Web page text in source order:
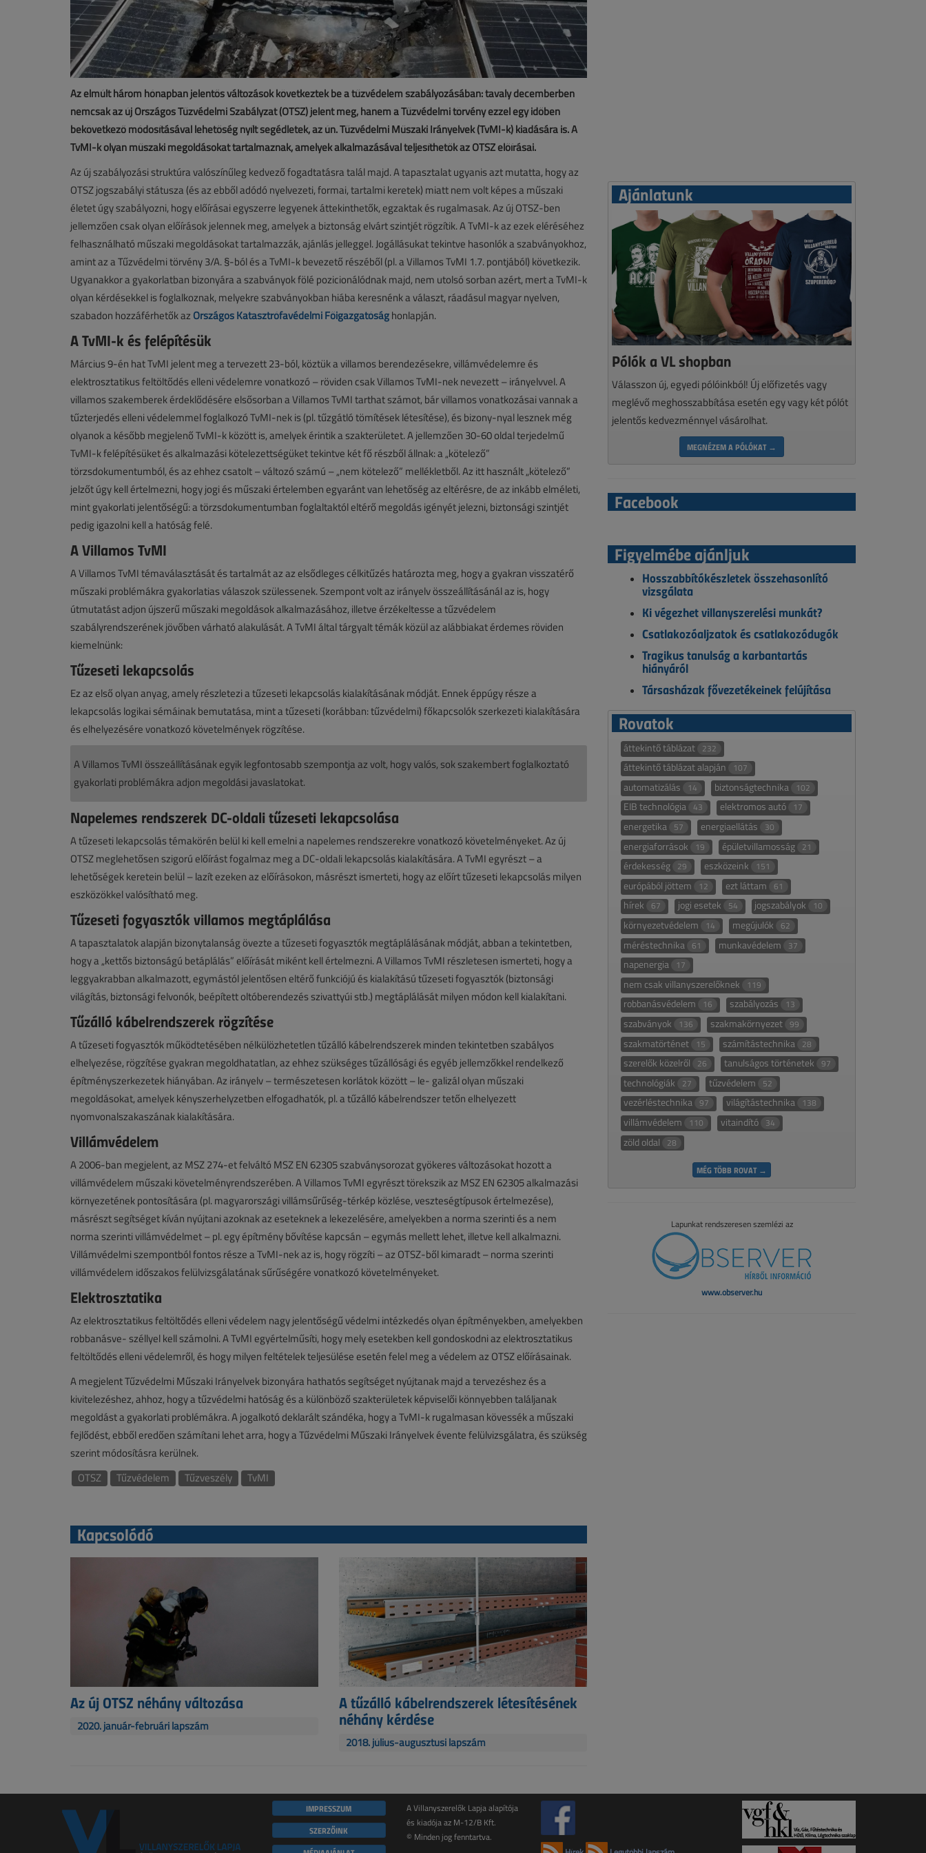
Az elmúlt három hónapban jelentős változások következtek be a tűzvédelem szabályozásában: tavaly decemberben
nemcsak az új Országos Tűzvédelmi Szabályzat (OTSZ) jelent meg, hanem a Tűzvédelmi törvény ezzel egy időben
bekövetkező módosításával lehetőség nyílt segédletek, az ún. Tűzvédelmi Műszaki Irányelvek (TvMI-k) kiadására is. A
TvMI-k olyan műszaki megoldásokat tartalmaznak, amelyek alkalmazásával teljesíthetők az OTSZ előírásai.
Az új szabályozási struktúra valószínűleg kedvező fogadtatásra talál majd. A tapasztalat ugyanis azt mutatta, hogy az
OTSZ jogszabályi státusza (és az ebből adódó nyelvezeti, formai, tartalmi keretek) miatt nem volt képes a műszaki
életet úgy szabályozni, hogy előírásai egyszerre legyenek áttekinthetők, egzaktak és rugalmasak. Az új OTSZ-ben
jellemzően csak olyan előírások jelennek meg, amelyek a biztonság elvárt szintjét rögzítik. A TvMI-k az ezek eléréséhez
felhasználható műszaki megoldásokat tartalmazzák, ajánlás jelleggel. Jogállásukat tekintve hasonlók a szabványokhoz,
amint az a Tűzvédelmi törvény 3/A. §-ból és a TvMI-k bevezető részéből (pl. a Villamos TvMI 1.7. pontjából) következik.
Ugyanakkor a gyakorlatban bizonyára a szabványok fölé pozicionálódnak majd, nem utolsó sorban azért, mert a TvMI-k
olyan kérdésekkel is foglalkoznak, melyekre szabványokban hiába keresnénk a választ, ráadásul magyar nyelven,
szabadon hozzáférhetők az Országos Katasztrófavédelmi Főigazgatósághonlapján.
A TvMI-k és felépítésük
Március 9-én hat TvMI jelent meg a tervezett 23-ból, köztük a villamos berendezésekre, villámvédelemre és
elektrosztatikus feltöltődés elleni védelemre vonatkozó – röviden csak Villamos TvMI-nek nevezett – irányelvvel. A
villamos szakemberek érdeklődésére elsősorban a Villamos TvMI tarthat számot, bár villamos vonatkozásai vannak a
tűzterjedés elleni védelemmel foglalkozó TvMI-nek is (pl. tűzgátló tömítések létesítése), és bizony-nyal lesznek még
olyanok a később megjelenő TvMI-k között is, amelyek érintik a szakterületet. A jellemzően 30-60 oldal terjedelmű
TvMI-k felépítésüket és alkalmazási kötelezettségüket tekintve két fő részből állnak: a „kötelező”
törzsdokumentumból, és az ehhez csatolt – változó számú – „nem kötelező” mellékletből. Az itt használt „kötelező”
jelzőt úgy kell értelmezni, hogy jogi és műszaki értelemben egyaránt van lehetőség az eltérésre, de az inkább elméleti,
mint gyakorlati jelentőségű: a törzsdokumentumban foglaltaktól eltérő megoldás igényét jelezni, biztonsági szintjét
pedig igazolni kell a hatóság felé.
A Villamos TvMI
A Villamos TvMI témaválasztását és tartalmát az az elsődleges célkitűzés határozta meg, hogy a gyakran visszatérő
műszaki problémákra gyakorlatias válaszok szülessenek. Szempont volt az irányelv összeállításánál az is, hogy
útmutatást adjon újszerű műszaki megoldások alkalmazásához, illetve érzékeltesse a tűzvédelem
szabályrendszerének jövőben várható alakulását. A TvMI által tárgyalt témák közül az alábbiakat érdemes röviden
kiemelnünk:
Tűzeseti lekapcsolás
Ez az első olyan anyag, amely részletezi a tűzeseti lekapcsolás kialakításának módját. Ennek éppúgy része a
lekapcsolás logikai sémáinak bemutatása, mint a tűzeseti (korábban: tűzvédelmi) főkapcsolók szerkezeti kialakítására
és elhelyezésére vonatkozó követelmények rögzítése.
A Villamos TvMI összeállításának egyik legfontosabb szempontja az volt, hogy valós, sok szakembert foglalkoztató
gyakorlati problémákra adjon megoldási javaslatokat.
Napelemes rendszerek DC-oldali tűzeseti lekapcsolása
A tűzeseti lekapcsolás témakörén belül ki kell emelni a napelemes rendszerekre vonatkozó követelményeket. Az új
OTSZ meglehetősen szigorú előírást fogalmaz meg a DC-oldali lekapcsolás kialakítására. A TvMI egyrészt – a
lehetőségek keretein belül – lazít ezeken az előírásokon, másrészt ismerteti, hogy az előírt tűzeseti lekapcsolás milyen
eszközökkel valósítható meg.
Tűzeseti fogyasztók villamos megtáplálása
A tapasztalatok alapján bizonytalanság övezte a tűzeseti fogyasztók megtáplálásának módját, abban a tekintetben,
hogy a „kettős biztonságú betáplálás” előírását miként kell értelmezni. A Villamos TvMI részletesen ismerteti, hogy a
leggyakrabban alkalmazott, egymástól jelentősen eltérő funkciójú és kialakítású tűzeseti fogyasztók (biztonsági
világítás, biztonsági felvonók, beépített oltóberendezés szivattyúi stb.) megtáplálását milyen módon kell kialakítani.
Tűzálló kábelrendszerek rögzítése
A tűzeseti fogyasztók működtetésében nélkülözhetetlen tűzálló kábelrendszerek minden tekintetben szabályos
elhelyezése, rögzítése gyakran megoldhatatlan, az ehhez szükséges tűzállósági és egyéb jellemzőkkel rendelkező
építményszerkezetek hiányában. Az irányelv – természetesen korlátok között – le- galizál olyan műszaki
megoldásokat, amelyek kényszerhelyzetben elfogadhatók, pl. a tűzálló kábelrendszer tetőn elhelyezett
nyomvonalszakaszának kialakítására.
Villámvédelem
A 2006-ban megjelent, az MSZ 274-et felváltó MSZ EN 62305 szabványsorozat gyökeres változásokat hozott a
villámvédelem műszaki követelményrendszerében. A Villamos TvMI egyrészt törekszik az MSZ EN 62305 alkalmazási
környezetének pontosítására (pl. magyarországi villámsűrűség-térkép közlése, veszteségtípusok értelmezése),
másrészt segítséget kíván nyújtani azoknak az eseteknek a lekezelésére, amelyekben a norma szerinti és a nem
norma szerinti villámvédelmet – pl. egy építmény bővítése kapcsán – egymás mellett lehet, illetve kell alkalmazni.
Villámvédelmi szempontból fontos része a TvMI-nek az is, hogy rögzíti – az OTSZ-ből kimaradt – norma szerinti
villámvédelem időszakos felülvizsgálatának sűrűségére vonatkozó követelményeket.
Elektrosztatika
Az elektrosztatikus feltöltődés elleni védelem nagy jelentőségű védelmi intézkedés olyan építményekben, amelyekben
robbanásve- széllyel kell számolni. A TvMI egyértelműsíti, hogy mely esetekben kell gondoskodni az elektrosztatikus
feltöltődés elleni védelemről, és hogy milyen feltételek teljesülése esetén felel meg a védelem az OTSZ előírásainak.
A megjelent Tűzvédelmi Műszaki Irányelvek bizonyára hathatós segítséget nyújtanak majd a tervezéshez és a
kivitelezéshez, ahhoz, hogy a tűzvédelmi hatóság és a különböző szakterületek képviselői könnyebben találjanak
megoldást a gyakorlati problémákra. A jogalkotó deklarált szándéka, hogy a TvMI-k rugalmasan kövessék a műszaki
fejlődést, ebből eredően számítani lehet arra, hogy a Tűzvédelmi Műszaki Irányelvek évente felülvizsgálatra, és szükség
szerint módosításra kerülnek.
OTSZ
Tűzvédelem Tűzveszély TvMI
Kapcsolódó
Az új OTSZ néhány változása
2020. január-februári lapszám
A tűzálló kábelrendszerek létesítésének
néhány kérdése
2018. július-augusztusi lapszám
Ajánlatunk
Pólók a VL shopban
Válasszon új, egyedi pólóinkból! Új előfizetés vagy
meglévő meghosszabbítása esetén egy vagy két pólót
jelentős kedvezménnyel vásárolhat.
MEGNÉZEM A PÓLÓKAT →
Facebook
Figyelmébe ajánljuk
Hosszabbítókészletek összehasonlító
vizsgálata
Ki végezhet villanyszerelési munkát?
Csatlakozóaljzatok és csatlakozódugók
Tragikus tanulság a karbantartás
hiányáról
Társasházak fővezetékeinek felújítása
Rovatok
áttekintő táblázat 232
áttekintő táblázat alapján 107
automatizálás 14 biztonságtechnika 102
EIB technológia 43 elektromos autó 17
energetika 57 energiaellátás 30
energiaforrások 19 épületvillamosság 21
érdekesség 29 eszközeink 151
európából jöttem 12 ezt láttam 61
hírek 67 jogi esetek 54 jogszabályok 10
környezetvédelem 14 megújulók 62
méréstechnika 61 munkavédelem 37
napenergia 17
nem csak villanyszerelőknek 119
robbanásvédelem 16 szabályozás 13
szabványok 136 szakmakörnyezet 99
szakmatörténet 15 számítástechnika 28
szerelők közelről 26 tanulságos történetek 97
technológiák 27 tűzvédelem 52
vezérléstechnika 97 világítástechnika 138
villámvédelem 110 vitaindító 34
zöld oldal 28
MÉG TÖBB ROVAT →
Lapunkat rendszeresen szemlézi az
www.observer.hu
IMPRESSZUM
SZERZŐINK
A Villanyszerelők Lapja alapítója
és kiadója az M-12/B Kft.
© Minden jog fenntartva.